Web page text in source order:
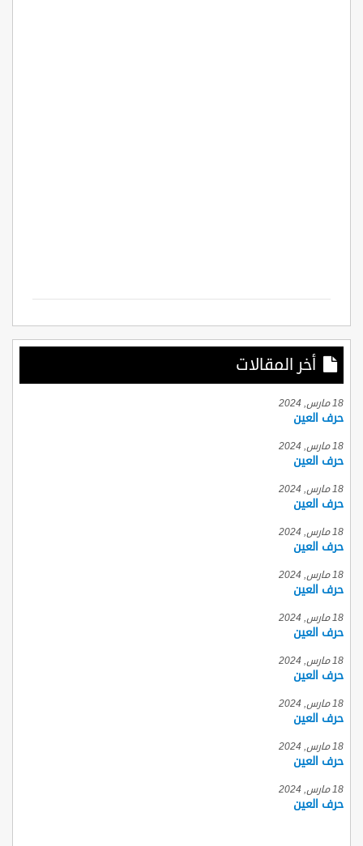
أخر المقالات
18 مارس, 2024
حرف العين
18 مارس, 2024
حرف العين
18 مارس, 2024
حرف العين
18 مارس, 2024
حرف العين
18 مارس, 2024
حرف العين
18 مارس, 2024
حرف العين
18 مارس, 2024
حرف العين
18 مارس, 2024
حرف العين
18 مارس, 2024
حرف العين
18 مارس, 2024
حرف العين